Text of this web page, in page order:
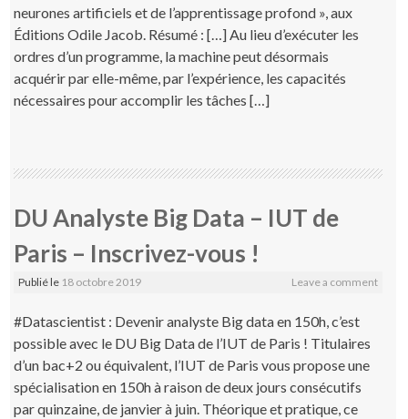
neurones artificiels et de l’apprentissage profond », aux
Éditions Odile Jacob. Résumé : […] Au lieu d’exécuter les
ordres d’un programme, la machine peut désormais
acquérir par elle-même, par l’expérience, les capacités
nécessaires pour accomplir les tâches […]
DU Analyste Big Data – IUT de
Paris – Inscrivez-vous !
Publié le 18 octobre 2019 Leave a comment
#Datascientist : Devenir analyste Big data en 150h, c’est
possible avec le DU Big Data de l’IUT de Paris ! Titulaires
d’un bac+2 ou équivalent, l’IUT de Paris vous propose une
spécialisation en 150h à raison de deux jours consécutifs
par quinzaine, de janvier à juin. Théorique et pratique, ce